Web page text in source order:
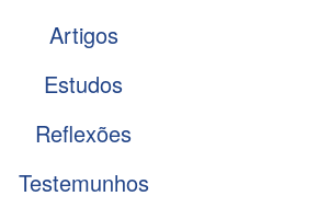
Artigos
Estudos
Reflexões
Testemunhos